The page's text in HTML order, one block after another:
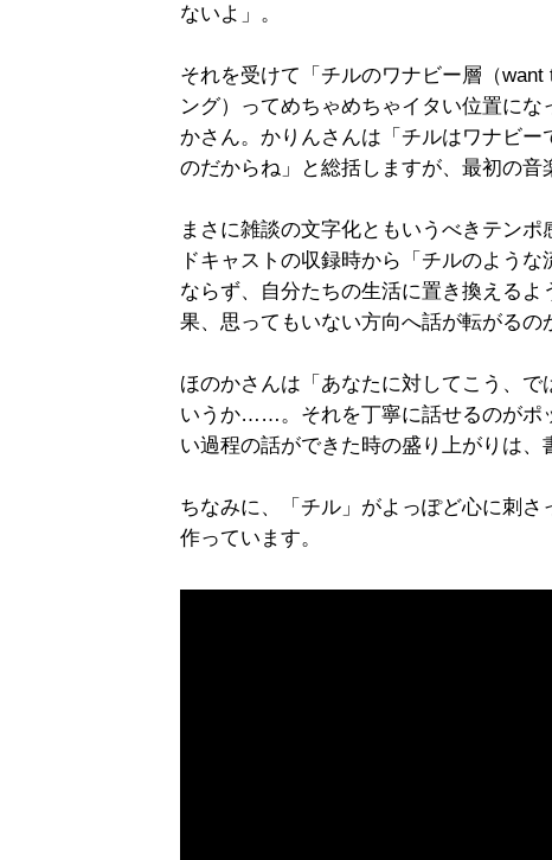
ないよ」。
それを受けて「チルのワナビー層（
ング）ってめちゃめちゃイタい位置に
かさん。かりんさんは「チルはワナビ
のだからね」と総括しますが、最初の音
まさに雑談の文字化ともいうべきテン
ドキャストの収録時から「チルのよう
ならず、自分たちの生活に置き換える
果、思ってもいない方向へ話が転がるの
ほのかさんは「あなたに対してこう、
いうか……。それを丁寧に話せるのがポ
い過程の話ができた時の盛り上がりは、
ちなみに、「チル」がよっぽど心に刺
作っています。